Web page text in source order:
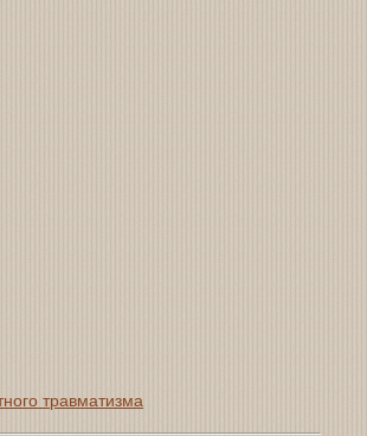
травматизма